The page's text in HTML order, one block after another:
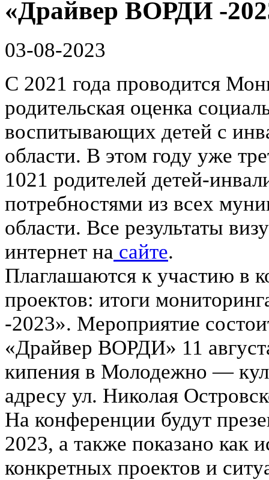
«Драйвер ВОРДИ -
03-08-2023
С 2021 года проводится
родительская оценка
воспитывающих детей с
области. В этом году уже
1021 родителей детей-
потребностями из всех
области. Все результаты
интернет на сайте.
Плаглашаются к участию в
проектов: итоги
-2023». Мероприятие
«Драйвер ВОРДИ» 11
кипения в Молодежно —
адресу ул. Николая
На конференции будут
2023, а также показано как
конкретных проектов и